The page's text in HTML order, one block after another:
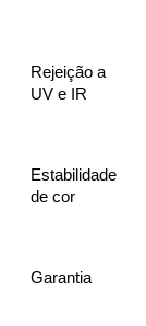
Rejeição a
UV e IR
Estabilidade
de cor
Garantia